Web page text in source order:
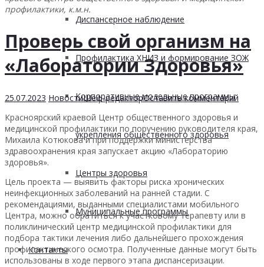
Диспансерное наблюдение
Профилактика ХНИЗ и формирование ЗОЖ
Корпоративные модельные программы
укрепления общественного здоровья
Центры здоровья
Муниципальные программы
Контакты
профилактики, к.м.н.
Проверь свой организм на
«Лаборатории Здоровья»
25.07.2023 НовостиШеф-редакторОставить комментарий
Красноярский краевой Центр общественного здоровья и
медицинской профилактики по поручению руководителя края,
Михаила Котюкова и при поддержки министерства
здравоохранения края запускает акцию «Лабораторию
здоровья».
Цель проекта — выявить факторы риска хронических
неинфекционных заболеваний на ранней стадии. С
рекомендациями, выданными специалистами мобильного
Центра, можно обратиться к участковому терапевту или в
поликлинический центр медицинской профилактики для
подбора тактики лечения либо дальнейшего прохождения
профилактического осмотра. Полученные данные могут быть
использованы в ходе первого этапа диспансеризации.